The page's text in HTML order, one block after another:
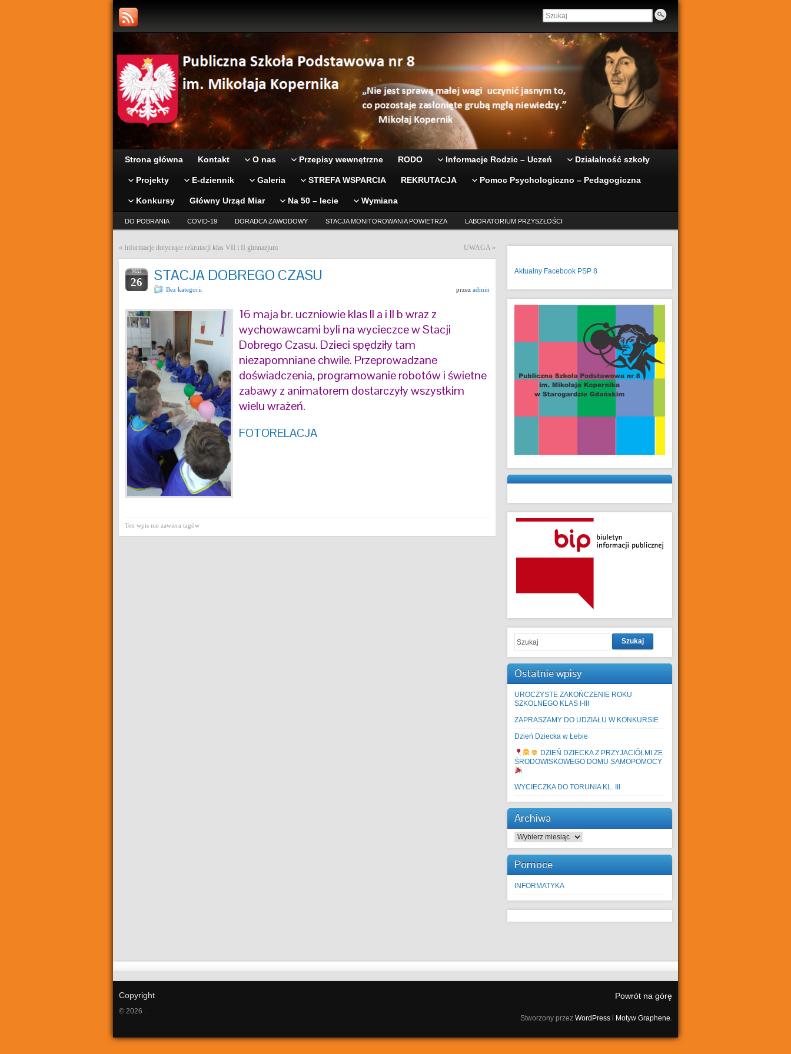
Strona główna Kontakt O nas Przepisy wewnętrzne RODO Informacje Rodzic – Uczeń Działalność szkoły
Projekty E-dziennik Galeria STREFA WSPARCIA REKRUTACJA Pomoc Psychologiczno – Pedagogiczna
Konkursy Główny Urząd Miar Na 50 – lecie Wymiana
DO POBRANIA COVID-19 DORADCA ZAWODOWY STACJA MONITOROWANIA POWIETRZA LABORATORIUM PRZYSZŁOŚCI
« Informacje dotyczące rekrutacji klas VII i II gimnazjum UWAGA »
MAJ
26 STACJA DOBREGO CZASU
Bez kategorii przez admin
16 maja br. uczniowie klas II a i II b wraz z
wychowawcami byli na wycieczce w Stacji
Dobrego Czasu. Dzieci spędziły tam
niezapomniane chwile. Przeprowadzane
doświadczenia, programowanie robotów i świetne
zabawy z animatorem dostarczyły wszystkim
wielu wrażeń.
FOTORELACJA
Ten wpis nie zawiera tagów
Aktualny Facebook PSP 8
Szukaj
Ostatnie wpisy
UROCZYSTE ZAKOŃCZENIE ROKU
SZKOLNEGO KLAS I-III
ZAPRASZAMY DO UDZIAŁU W KONKURSIE
Dzień Dziecka w Łebie
DZIEŃ DZIECKA Z PRZYJACIÓŁMI ZE
ŚRODOWISKOWEGO DOMU SAMOPOMOCY
WYCIECZKA DO TORUNIA KL. III
Archiwa
Archiwa
Pomoce
INFORMATYKA
Copyright
© 2026 .
Powrót na górę
Stworzony przez WordPress i Motyw Graphene